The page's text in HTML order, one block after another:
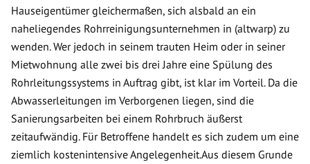
Hauseigentümer gleichermaßen, sich alsbald an ein
naheliegendes Rohrreinigungsunternehmen in (altwarp) zu
wenden. Wer jedoch in seinem trauten Heim oder in seiner
Mietwohnung alle zwei bis drei Jahre eine Spülung des
Rohrleitungssystems in Auftrag gibt, ist klar im Vorteil. Da die
Abwasserleitungen im Verborgenen liegen, sind die
Sanierungsarbeiten bei einem Rohrbruch äußerst
zeitaufwändig. Für Betroffene handelt es sich zudem um eine
ziemlich kostenintensive Angelegenheit.Aus diesem Grunde